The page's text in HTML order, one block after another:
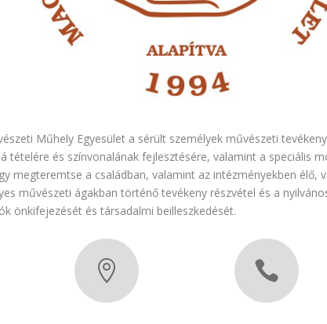
Műhely Egyesület a sérült személyek művészeti
tételére és színvonalának fejlesztésére, valamint a speciális
megteremtse a családban, valamint az intézményekben élő,
művészeti ágakban történő tevékeny részvétel és a
önkifejezését és társadalmi beilleszkedését.
 